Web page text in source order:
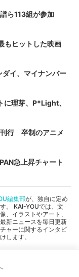
ら113組が参加
もヒットした映画
ダイ、マイナンバー
理芽、P*Light、
行 卒制のアニメ
急上昇チャート
編集部が、独自に定め
。 KAI-YOUでは、文
、イラストやアート、
新ニュースを毎日更新
ャーに関するインタビ
します。